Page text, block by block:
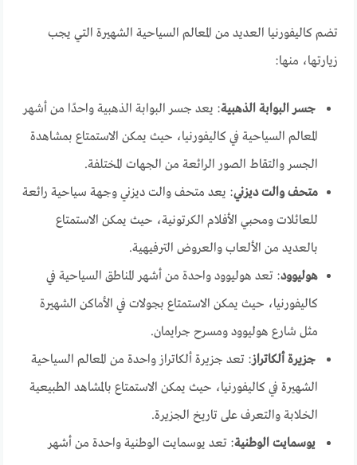
تضم كاليفورنيا العديد من المعالم السياحية الشهيرة التي يجب
زيارتها، منها:
جسر البوابة الذهبية: يعد جسر البوابة الذهبية واحدًا من أشهر
المعالم السياحية في كاليفورنيا، حيث يمكن الاستمتاع بمشاهدة
الجسر والتقاط الصور الرائعة من الجهات المختلفة.
متحف والت ديزني: يعد متحف والت ديزني وجهة سياحية رائعة
للعائلات ومحبي الأفلام الكرتونية، حيث يمكن الاستمتاع
بالعديد من الألعاب والعروض الترفيهية.
هوليوود: تعد هوليوود واحدة من أشهر المناطق السياحية في
كاليفورنيا، حيث يمكن الاستمتاع بجولات في الأماكن الشهيرة
مثل شارع هوليوود ومسرح جرايمان.
جزيرة ألكاتراز: تعد جزيرة ألكاتراز واحدة من المعالم السياحية
الشهيرة في كاليفورنيا، حيث يمكن الاستمتاع بالمشاهد الطبيعية
الخلابة والتعرف على تاريخ الجزيرة.
يوسمايت الوطنية: تعد يوسمايت الوطنية واحدة من أشهر